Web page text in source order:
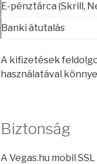
E-pénztárca (Skrill,
Banki átutalás
A kifizetések
használatával
Biztonság
A Vegas.hu mobil